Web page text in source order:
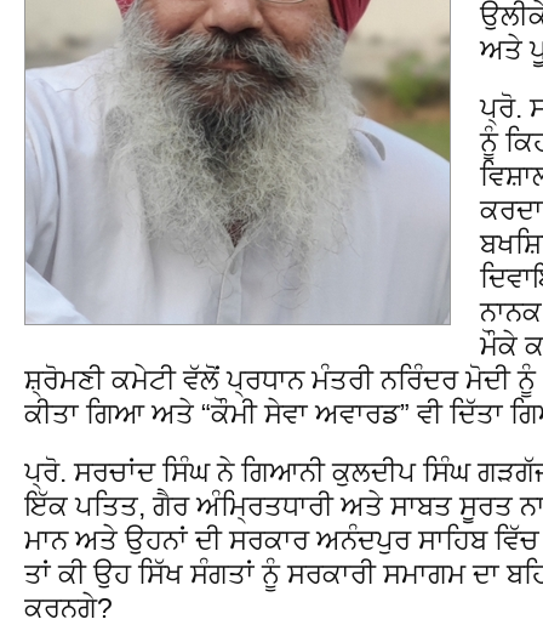
ਅਤੇ
ਪ੍ਰੋ.
ਨੂੰ
ਮੌਕੇ
ਸ਼੍ਰੋਮਣੀ ਕਮੇਟੀ ਵੱਲੋਂ ਪ੍ਰਧਾਨ ਮੰਤਰੀ ਨਰਿੰਦਰ ਮੋਦੀ ਨੂੰ
ਕੀਤਾ ਗਿਆ ਅਤੇ “ਕੌਮੀ ਸੇਵਾ ਅਵਾਰਡ” ਵੀ ਦਿੱਤਾ
ਪ੍ਰੋ. ਸਰਚਾਂਦ ਸਿੰਘ ਨੇ ਗਿਆਨੀ ਕੁਲਦੀਪ ਸਿੰਘ
ਇੱਕ ਪਤਿਤ, ਗੈਰ ਅੰਮ੍ਰਿਤਧਾਰੀ ਅਤੇ ਸਾਬਤ ਸੂਰਤ
ਮਾਨ ਅਤੇ ਉਹਨਾਂ ਦੀ ਸਰਕਾਰ ਅਨੰਦਪੁਰ ਸਾਹਿਬ
ਤਾਂ ਕੀ ਉਹ ਸਿੱਖ ਸੰਗਤਾਂ ਨੂੰ ਸਰਕਾਰੀ ਸਮਾਗਮ ਦਾ
ਕਰਨਗੇ?